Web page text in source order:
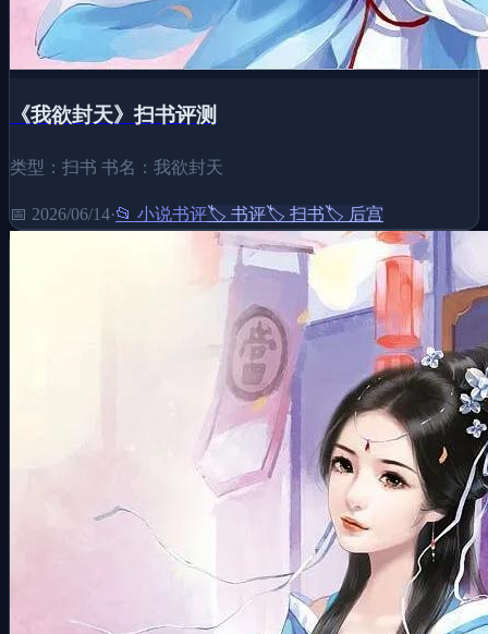
《我欲封天》扫书评测
类型：扫书 书名：我欲封天
📅 2026/06/14·📂 小说书评🏷️ 书评🏷️ 扫书🏷️ 后宫